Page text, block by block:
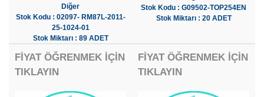
Diğer
Stok Kodu : 02097- RM87L-2011-
25-1024-01
Stok Miktarı : 89 ADET
FİYAT ÖĞRENMEK İÇİN
TIKLAYIN
Stok Kodu : G09502-TOP254EN
Stok Miktarı : 20 ADET
FİYAT ÖĞRENMEK İÇİN
TIKLAYIN